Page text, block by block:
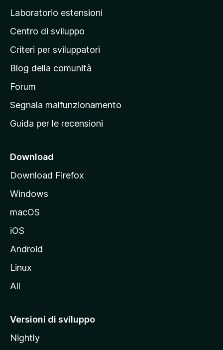
a
g
i
a
p
r
n
i
a
l
e
l
t
M
z
Laboratorio estensioni
Centro di sviluppo
Criteri per sviluppatori
Blog della comunità
Forum
Segnala malfunzionamento
Guida per le recensioni
Download
Download Firefox
Windows
macOS
iOS
Android
Linux
All
Versioni di sviluppo
Nightly